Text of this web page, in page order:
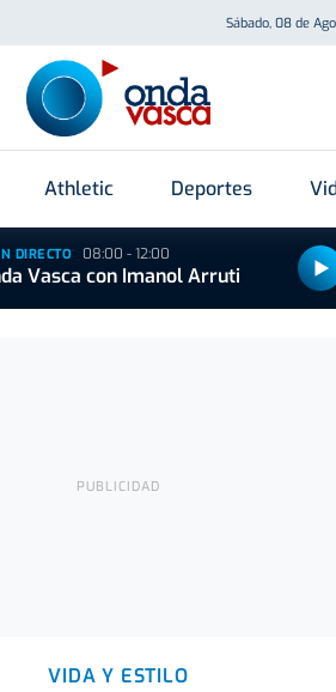
Sábado, 08 de
Athletic Deportes
DIRECTO 08:00 - 12:00
Vasca con Imanol Arruti
VIDA Y ESTILO